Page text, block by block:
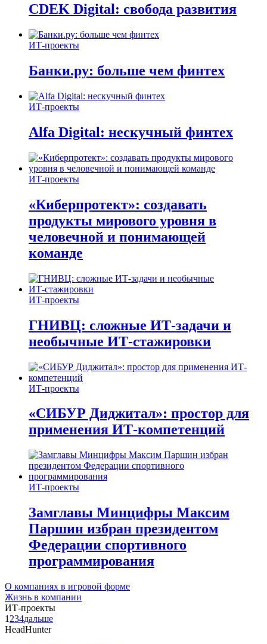
CDEK Digital: свобода развития
ИТ-проекты
Банки.ру: больше чем финтех
ИТ-проекты
Alfa Digital: нескучный финтех
ИТ-проекты
«Киберпротект»: создавать
продукты мирового уровня в
человечной и понимающей
команде
ИТ-проекты
ГНИВЦ: сложные ИТ‑задачи и
необычные ИТ‑стажировки
ИТ-проекты
«СИБУР Диджитал»: простор для
применения ИТ-компетенций
ИТ-проекты
Замглавы Минцифры Максим
Паршин избран президентом
Федерации спортивного
программирования
О компаниях в игровой форме
Жизнь в компании
ИТ-проекты
1 234дальше
HeadHunter